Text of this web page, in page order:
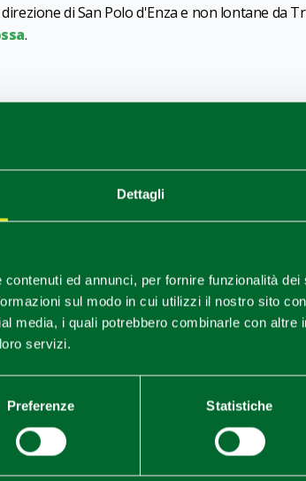
Dettagli
ed annunci, per fornire funzionalità
sul modo in cui utilizzi il nostro sito
media, i quali potrebbero combinarle con altre
servizi.
Preferenze Statistiche
di San Polo d'Enza e non lontane da
.